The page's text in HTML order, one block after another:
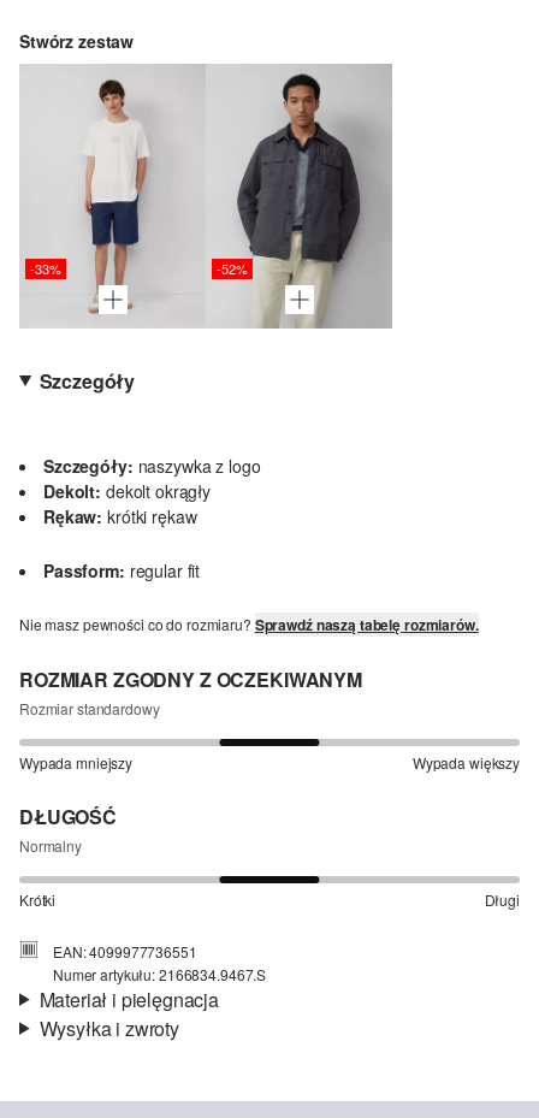
Stwórz zestaw
-33% -52%
Szczegóły
Szczegóły: naszywka z logo
Dekolt: dekolt okrągły
Rękaw: krótki rękaw
Passform: regular fit
Nie masz pewności co do rozmiaru? Sprawdź naszą tabelę rozmiarów.
ROZMIAR ZGODNY Z OCZEKIWANYM
Rozmiar standardowy
Wypada mniejszy Wypada większy
DŁUGOŚĆ
Normalny
Krótki Długi
EAN: 4099977736551
Numer artykułu: 2166834.9467.S
Materiał i pielęgnacja
Wysyłka i zwroty